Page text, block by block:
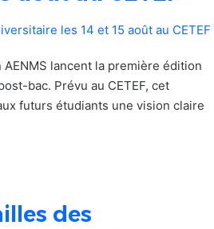
AENMS lancent la première édition
bac. Prévu au CETEF, cet
futurs étudiants une vision claire
des